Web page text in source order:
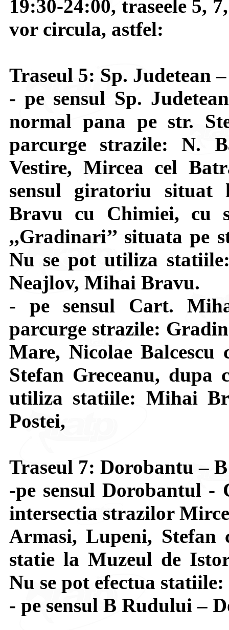
19:30-24:00, traseele 5,
vor circula, astfel:
Traseul 5: Sp. Judetean
- pe sensul Sp.
normal pana pe str.
parcurge strazile: N.
Vestire, Mircea cel
sensul giratoriu situat
Bravu cu Chimiei, cu
,,Gradinari’’ situata pe
Nu se pot utiliza
Neajlov, Mihai Bravu.
- pe sensul Cart.
parcurge strazile:
Mare, Nicolae
Stefan Greceanu, dupa
utiliza statiile: Mihai
Postei,
Traseul 7: Dorobantu –
-pe sensul Dorobantul -
intersectia strazilor
Armasi, Lupeni, Stefan
statie la Muzeul de
Nu se pot efectua
- pe sensul B Rudului –